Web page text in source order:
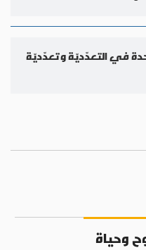
في التعدّديّة وتعدّديّة
وحياة